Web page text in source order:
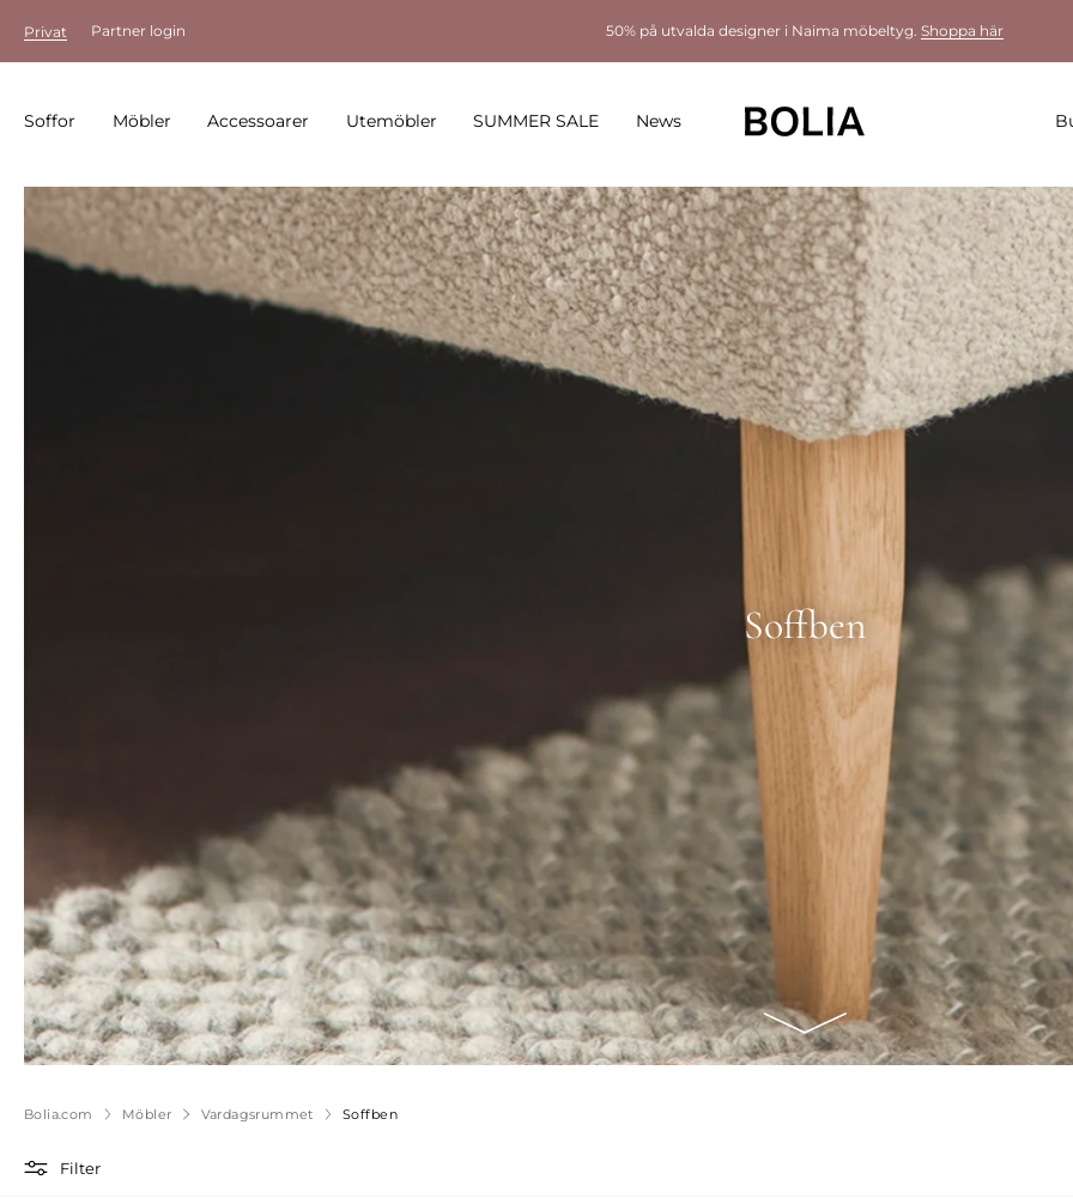
Privat Partner login 50% på utvalda designer i Naima möbeltyg. Shoppa här
Soffor Möbler Accessoarer Utemöbler SUMMER SALE News
Soffben
Bolia.com Möbler Vardagsrummet Soffben
Filter